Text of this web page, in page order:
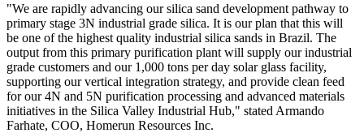
"We are rapidly advancing our silica sand development pathway to
primary stage 3N industrial grade silica. It is our plan that this will
be one of the highest quality industrial silica sands in Brazil. The
output from this primary purification plant will supply our industrial
grade customers and our 1,000 tons per day solar glass facility,
supporting our vertical integration strategy, and provide clean feed
for our 4N and 5N purification processing and advanced materials
initiatives in the Silica Valley Industrial Hub," stated Armando
Farhate, COO, Homerun Resources Inc.